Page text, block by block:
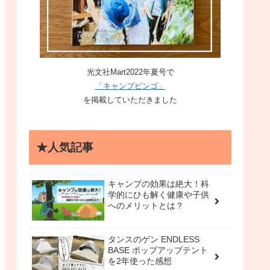
光文社Mart2022年夏号で
「キャンプビンゴ」
を掲載していただきました
★人気記事
キャンプの効果は絶大！科
学的にひも解く健康や子供
へのメリットとは？
タンスのゲン ENDLESS
BASE ポップアップテント
を2年使った感想